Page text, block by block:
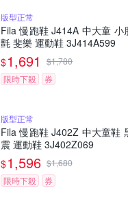
版型正常
Fila 慢跑鞋 J414A 中大童
氈 斐樂 運動鞋 3J414A599
$1,691 $1,780
限時下殺
券
版型正常
Fila 慢跑鞋 J402Z 中大童鞋
震 運動鞋 3J402Z069
$1,596 $1,680
限時下殺
券